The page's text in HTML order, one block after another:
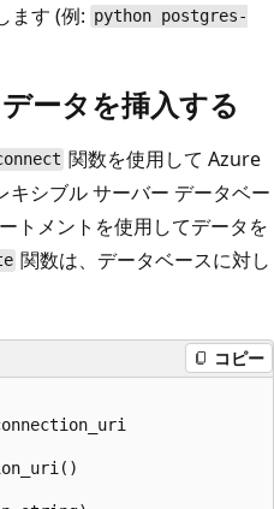
ます (例: python postgres-
ータを挿入する
関数を使用して Azure
シブル サーバー データベー
トメントを使用してデータを
関数は、データベースに対し
コピー